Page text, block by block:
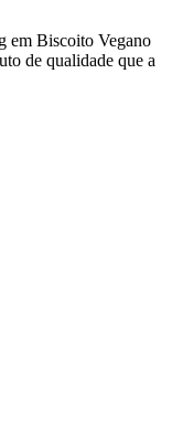
em Biscoito Vegano
de qualidade que a